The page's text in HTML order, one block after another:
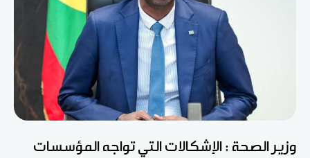
وزير الصحة : الإشكالات التي تواجه المؤسسات